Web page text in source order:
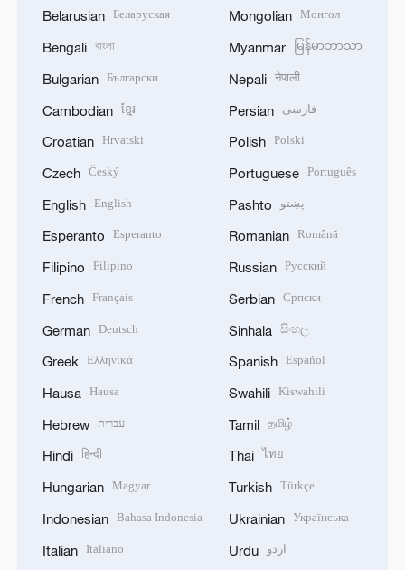
Belarusian Беларуская
Bengali বাংলা
Bulgarian Български
Cambodian ខ្មែរ
Croatian Hrvatski
Czech Český
English English
Esperanto Esperanto
Filipino Filipino
French Français
German Deutsch
Greek Ελληνικά
Hausa Hausa
Hebrew עברית
Hindi हिन्दी
Hungarian Magyar
Indonesian Bahasa Indonesia
Italian Italiano
Mongolian Монгол
Myanmar မြန်မာဘာသာ
Nepali नेपाली
Persian فارسی
Polish Polski
Portuguese Português
Pashto پښتو
Romanian Română
Russian Русский
Serbian Српски
Sinhala සිංහල
Spanish Español
Swahili Kiswahili
Tamil தமிழ்
Thai ไทย
Turkish Türkçe
Ukrainian Українська
Urdu اردو